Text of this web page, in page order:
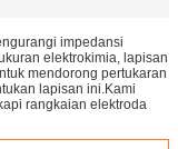
impedansi
elektrokimia, lapisan
mendorong pertukaran
lapisan ini.Kami
rangkaian elektroda